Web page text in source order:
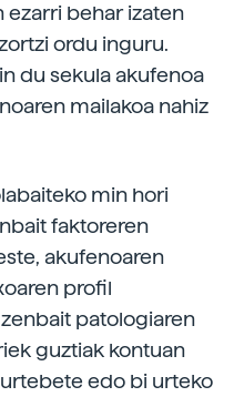
ezarri behar izaten
ordu inguru.
du sekula akufenoa
mailakoa nahiz
min hori
faktoreren
akufenoaren
profil
patologiaren
guztiak kontuan
edo bi urteko